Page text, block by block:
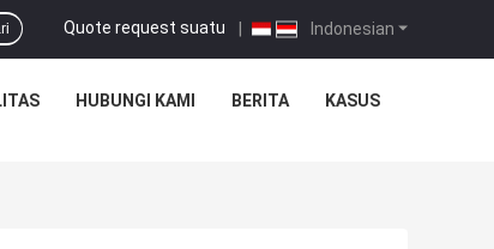
Indonesian
Quote request suatu |
HUBUNGI KAMI BERITA KASUS